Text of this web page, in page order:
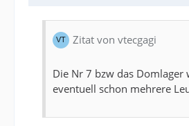
Zitat von vtecgagi
Die Nr 7 bzw das
eventuell schon mehrere